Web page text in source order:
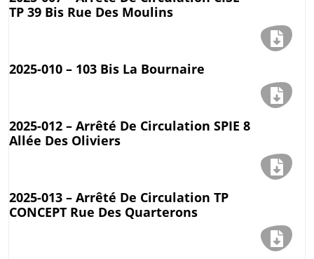
TP 39 Bis Rue Des Moulins
2025-010 – 103 Bis La Bournaire
2025-012 – Arrêté De Circulation SPIE 8
Allée Des Oliviers
2025-013 – Arrêté De Circulation TP
CONCEPT Rue Des Quarterons